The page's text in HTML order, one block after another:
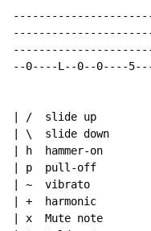
--0----L--0--0----
| /  slide up
| \  slide down
| h  hammer-on
| p  pull-off
| ~  vibrato
| +  harmonic
| x  Mute note